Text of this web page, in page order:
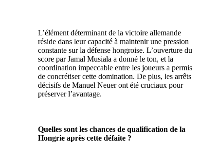
L’élément déterminant de la victoire allemande
réside dans leur capacité à maintenir une pression
constante sur la défense hongroise. L’ouverture du
score par Jamal Musiala a donné le ton, et la
coordination impeccable entre les joueurs a permis
de concrétiser cette domination. De plus, les arrêts
décisifs de Manuel Neuer ont été cruciaux pour
préserver l’avantage.
Quelles sont les chances de qualification de la
Hongrie après cette défaite ?